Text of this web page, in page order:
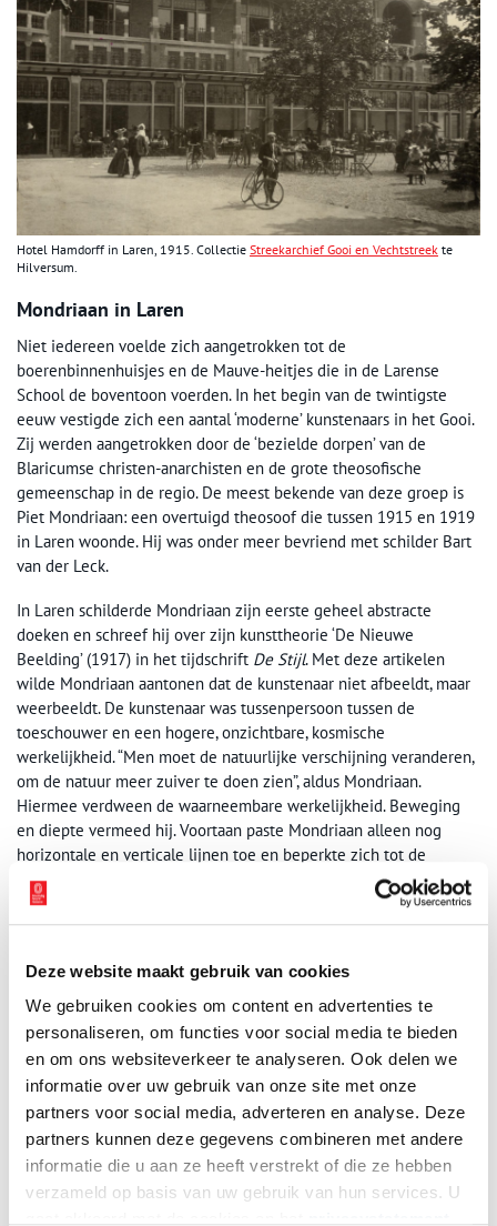
Deze website maakt gebruik van cookies
We gebruiken cookies om content en advertenties te
personaliseren, om functies voor social media te bieden
en om ons websiteverkeer te analyseren. Ook delen we
informatie over uw gebruik van onze site met onze
partners voor social media, adverteren en analyse. Deze
partners kunnen deze gegevens combineren met andere
informatie die u aan ze heeft verstrekt of die ze hebben
verzameld op basis van uw gebruik van hun services. U
Hotel Hamdorff in Laren, 1915. Collectie Streekarchief Gooi en Vechtstreek te
Hilversum.
Mondriaan in Laren
Niet iedereen voelde zich aangetrokken tot de
boerenbinnenhuisjes en de Mauve-heitjes die in de Larense
School de boventoon voerden. In het begin van de twintigste
eeuw vestigde zich een aantal ‘moderne’ kunstenaars in het Gooi.
Zij werden aangetrokken door de ‘bezielde dorpen’ van de
Blaricumse christen-anarchisten en de grote theosofische
gemeenschap in de regio. De meest bekende van deze groep is
Piet Mondriaan: een overtuigd theosoof die tussen 1915 en 1919
in Laren woonde. Hij was onder meer bevriend met schilder Bart
van der Leck.
In Laren schilderde Mondriaan zijn eerste geheel abstracte
doeken en schreef hij over zijn kunsttheorie ‘De Nieuwe
Beelding’ (1917) in het tijdschrift De Stijl. Met deze artikelen
wilde Mondriaan aantonen dat de kunstenaar niet afbeeldt, maar
weerbeeldt. De kunstenaar was tussenpersoon tussen de
toeschouwer en een hogere, onzichtbare, kosmische
werkelijkheid. “Men moet de natuurlijke verschijning veranderen,
om de natuur meer zuiver te doen zien”, aldus Mondriaan.
Hiermee verdween de waarneembare werkelijkheid. Beweging
en diepte vermeed hij. Voortaan paste Mondriaan alleen nog
horizontale en verticale lijnen toe en beperkte zich tot de
primaire kleuren rood, blauw en geel en de ‘niet-kleuren’ grijs, wit
en zwart.